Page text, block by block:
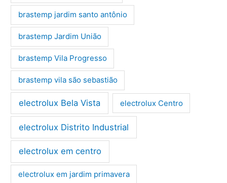
brastemp jardim santo antônio
brastemp Jardim União
brastemp Vila Progresso
brastemp vila são sebastião
electrolux Bela Vista electrolux Centro
electrolux Distrito Industrial
electrolux em centro
electrolux em jardim primavera